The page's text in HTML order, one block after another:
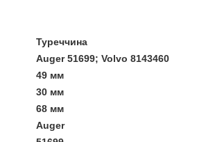
Туреччина
Auger 51699; Volvo 8143460
49 мм
30 мм
68 мм
Auger